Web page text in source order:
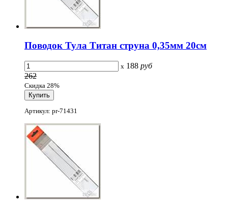
Поводок Тула Титан струна 0,35мм 20см
x 188 руб
262
Скидка 28%
Артикул: pr-71431